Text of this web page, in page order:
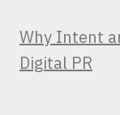
Why Intent
Digital PR